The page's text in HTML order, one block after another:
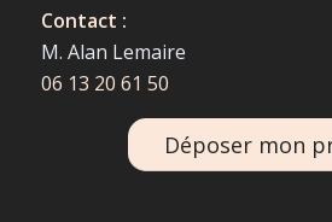
Contact :
M. Alan Lemaire
06 13 20 61 50
Déposer mon